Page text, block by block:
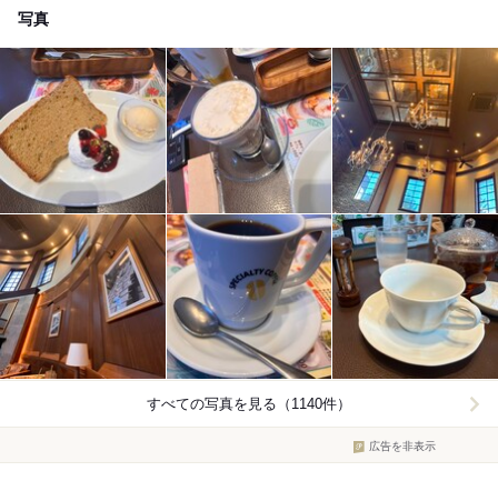
写真
すべての写真を見る（1140件）
広告を非表示